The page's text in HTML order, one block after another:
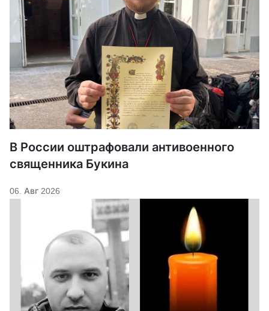
В России оштрафовали антивоенного
священника Букина
06. Авг 2026